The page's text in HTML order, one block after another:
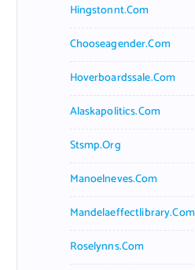
Hingstonnt.com
Chooseagender.com
Hoverboardssale.com
Alaskapolitics.com
Stsmp.org
Manoelneves.com
Mandelaeffectlibrary.com
Roselynns.com